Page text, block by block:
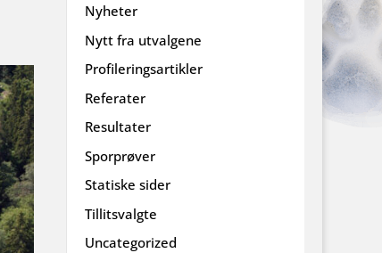
Nyheter
Nytt fra utvalgene
Profileringsartikler
Referater
Resultater
Sporprøver
Statiske sider
Tillitsvalgte
Uncategorized